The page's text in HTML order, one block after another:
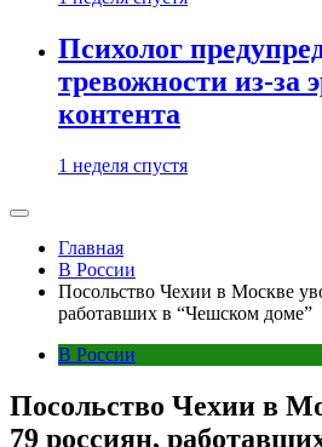
Психолог
тревожности из-за
контента
1 неделя спустя
Главная
В России
Посольство Чехии в Москве
работавших в “Чешском доме”
В России
Посольство Чехии в
79 россиян,